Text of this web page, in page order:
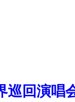
巡回演唱